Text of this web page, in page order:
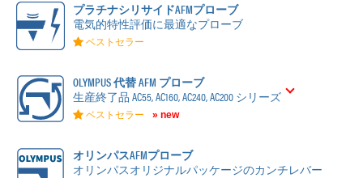
プラチナシリサイドAFMプローブ
電気的特性評価に最適なプローブ
ベストセラー
OLYMPUS 代替 AFM プローブ
生産終了品 AC55, AC160, AC240, AC200 シリーズ
ベストセラー » new
オリンパスAFMプローブ
オリンパスオリジナルパッケージのカンチレバー